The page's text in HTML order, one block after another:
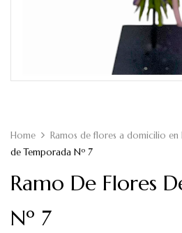
Home Ramos de flores a domicilio en
de Temporada Nº 7
Ramo De Flores
Nº 7